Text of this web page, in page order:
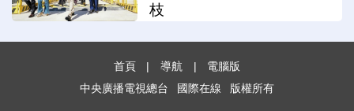
枝
首頁 | 導航 |
電腦版
中央廣播電視總台
國際在線 版權所有